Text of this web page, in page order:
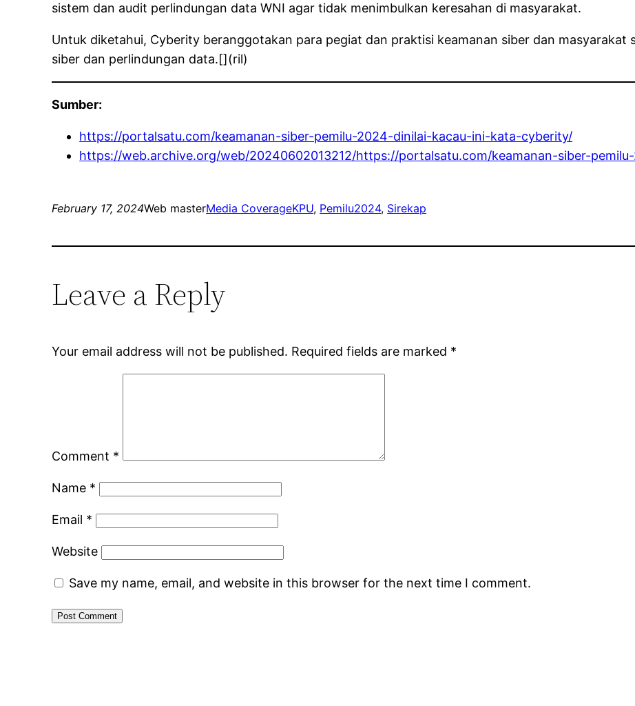
sistem dan audit perlindungan data WNI agar tidak menimbulkan keresahan di masyarakat.
Untuk diketahui, Cyberity beranggotakan para pegiat dan praktisi keamanan siber dan masyarakat
siber dan perlindungan data.[](ril)
Sumber:
https://portalsatu.com/keamanan-siber-pemilu-2024-dinilai-kacau-ini-kata-cyberity/
https://web.archive.org/web/20240602013212/https://portalsatu.com/keamanan-siber-
February 17, 2024Web masterMedia CoverageKPU, Pemilu2024, Sirekap
Leave a Reply
Your email address will not be published. Required fields are marked *
Comment *
Name *
Email *
Website
Save my name, email, and website in this browser for the next time I comment.